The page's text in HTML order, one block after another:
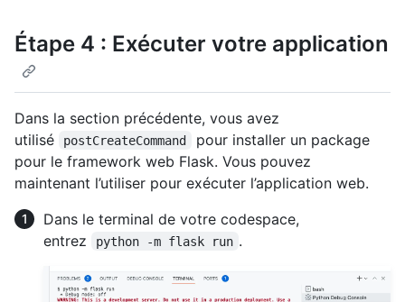
Étape 4 : Exécuter votre application
Dans la section précédente, vous avez
utilisé
postCreateCommand
pour installer un package
pour le framework web Flask. Vous pouvez
maintenant l’utiliser pour exécuter l’application web.
Dans le terminal de votre codespace,
entrez
python -m flask run .